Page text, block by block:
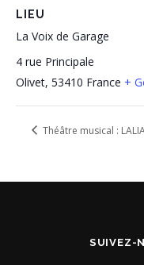
LIEU
La Voix de Garage
4 rue Principale
Olivet, 53410 France +
Théâtre musical :
SUIVEZ-